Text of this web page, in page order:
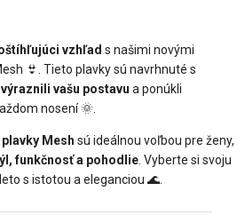
vzhľad s našimi novými
👙. Tieto plavky sú navrhnuté s
vašu postavu a ponúkli
nosení 🌞.
Mesh sú ideálnou voľbou pre ženy,
funkčnosť a pohodlie . Vyberte si svoju
s istotou a eleganciou 🌊.